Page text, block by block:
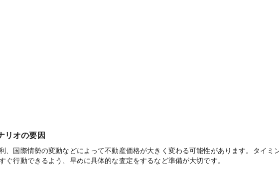
リオの要因
、国際情勢の変動などによって不動産価格が大きく変わる可能性があります。タイミ
ぐ行動できるよう、早めに具体的な査定をするなど準備が大切です。